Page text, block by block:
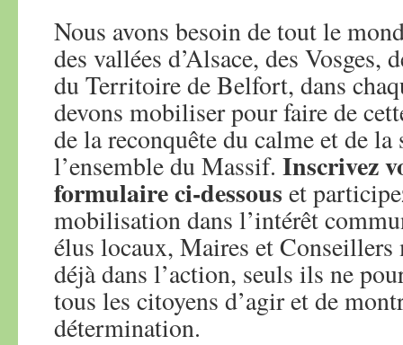
Nous avons besoin de tout le
des vallées d’Alsace, des Vosges,
du Territoire de Belfort, dans
devons mobiliser pour faire de
de la reconquête du calme et de la
l’ensemble du Massif. Inscrivez
formulaire ci-dessous et
mobilisation dans l’intérêt
élus locaux, Maires et
déjà dans l’action, seuls ils ne
tous les citoyens d’agir et de
détermination.